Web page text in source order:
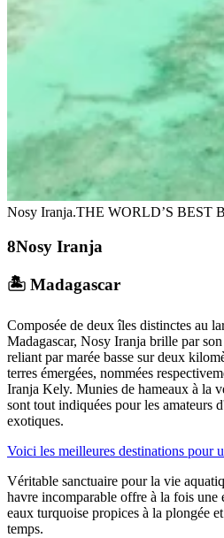
Nosy Iranja.THE WORLD’S BEST
Nosy Iranja
🏝️ Madagascar
Composée de deux îles distinctes au
Madagascar, Nosy Iranja brille par
reliant par marée basse sur deux
terres émergées, nommées
Iranja Kely. Munies de hameaux à la
sont tout indiquées pour les amateurs
exotiques.
Voici les meilleures destinations pour
Véritable sanctuaire pour la vie
havre incomparable offre à la fois une
eaux turquoise propices à la plongée
temps.